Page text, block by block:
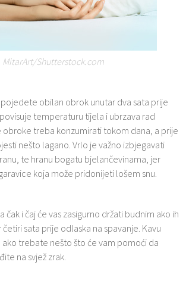
MitarArt/Shutterstock.com
obilan obrok unutar dva sata prije
temperaturu tijela i ubrzava rad
treba konzumirati tokom dana, a prije
nešto lagano. Vrlo je važno izbjegavati
te hranu bogatu bjelančevinama, jer
koja može pridonijeti lošem snu.
čak i čaj će vas zasigurno držati budnim ako ih
sata prije odlaska na spavanje. Kavu
ako trebate nešto što će vam pomoći da
na svjež zrak.